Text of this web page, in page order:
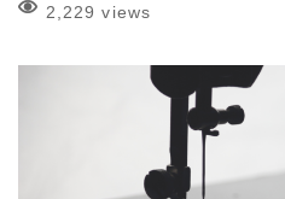
2,229 views